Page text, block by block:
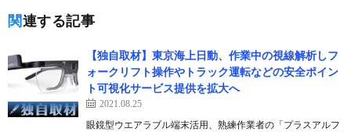
関連する記事
【独自取材】東京海上日動、作業中の視線解析しフ
ォークリフト操作やトラック運転などの安全ポイン
ト可視化サービス提供を拡大へ
2021.08.25
眼鏡型ウエアラブル端末活用、熟練作業者の「プラスアルフ